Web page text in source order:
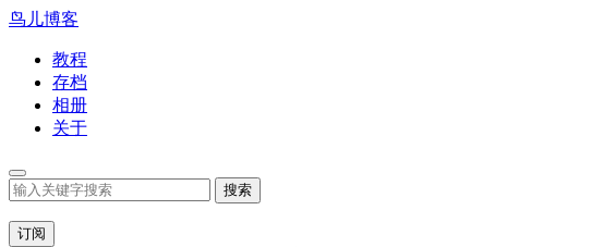
鸟儿博客
教程
存档
相册
关于
订阅